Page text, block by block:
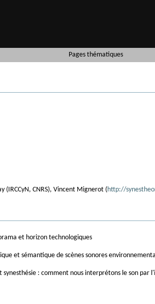
Pages thématiques
(IRCCyN, CNRS), Vincent Mignerot ( http://
et horizon technologiques
et sémantique de scènes sonores
synesthésie : comment nous interprétons le son par